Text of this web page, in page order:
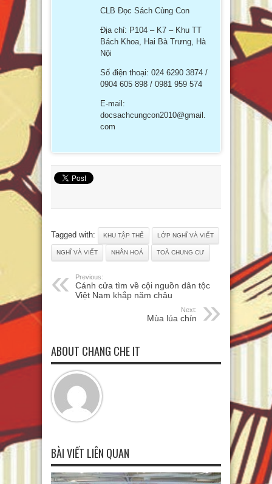
CLB Đọc Sách Cùng Con
Địa chỉ: P104 – K7 – Khu TT
Bách Khoa, Hai Bà Trưng, Hà
Nội
Số điện thoại: 024 6290 3874 /
0904 605 898 / 0981 959 574
E-mail:
docsachcungcon2010@gmail.
com
Tagged with: KHU TẬP THỂ LỚP NGHĨ VÀ VIẾT
NGHĨ VÀ VIẾT NHÂN HOÁ TOÀ CHUNG CƯ
Previous:
Cánh cửa tìm về cội nguồn dân tộc
Việt Nam khắp năm châu
Next:
Mùa lúa chín
ABOUT CHANG CHE IT
BÀI VIẾT LIÊN QUAN